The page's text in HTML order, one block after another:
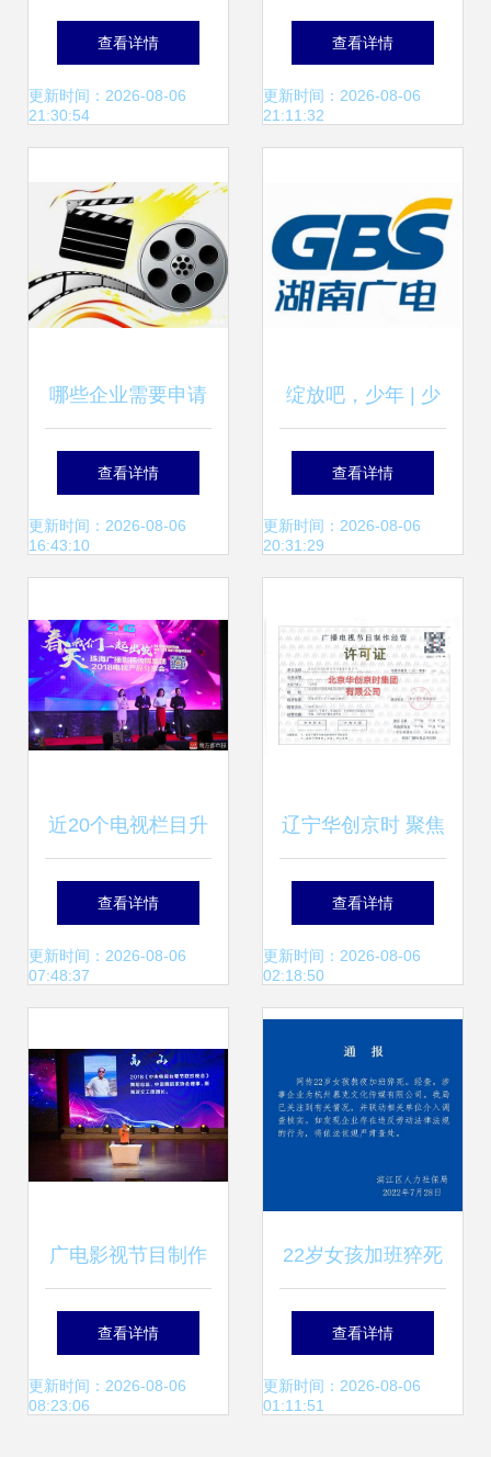
经营许可证 入门指
南与办理指南
查看详情
更新时间：2026-08-06
21:30:54
经营许可证办理全
指南
查看详情
更新时间：2026-08-06
21:11:32
哪些企业需要申请
广播电视节目制作
经营许可证？
查看详情
更新时间：2026-08-06
16:43:10
绽放吧，少年 | 少
年底色，由你定义
——展现现代少年
查看详情
更新时间：2026-08-06
20:31:29
近20个电视栏目升
级改版 珠海广播影
视传媒集团2024年
查看详情
更新时间：2026-08-06
07:48:37
辽宁华创京时 聚焦
广播电视节目制作
的创新与规范
查看详情
更新时间：2026-08-06
02:18:50
广电影视节目制作
专业学生跟岗实训
走进中央电视台 触
查看详情
更新时间：2026-08-06
08:23:06
22岁女孩加班猝死
慕克传媒的流量狂
欢背后…
查看详情
更新时间：2026-08-06
01:11:51